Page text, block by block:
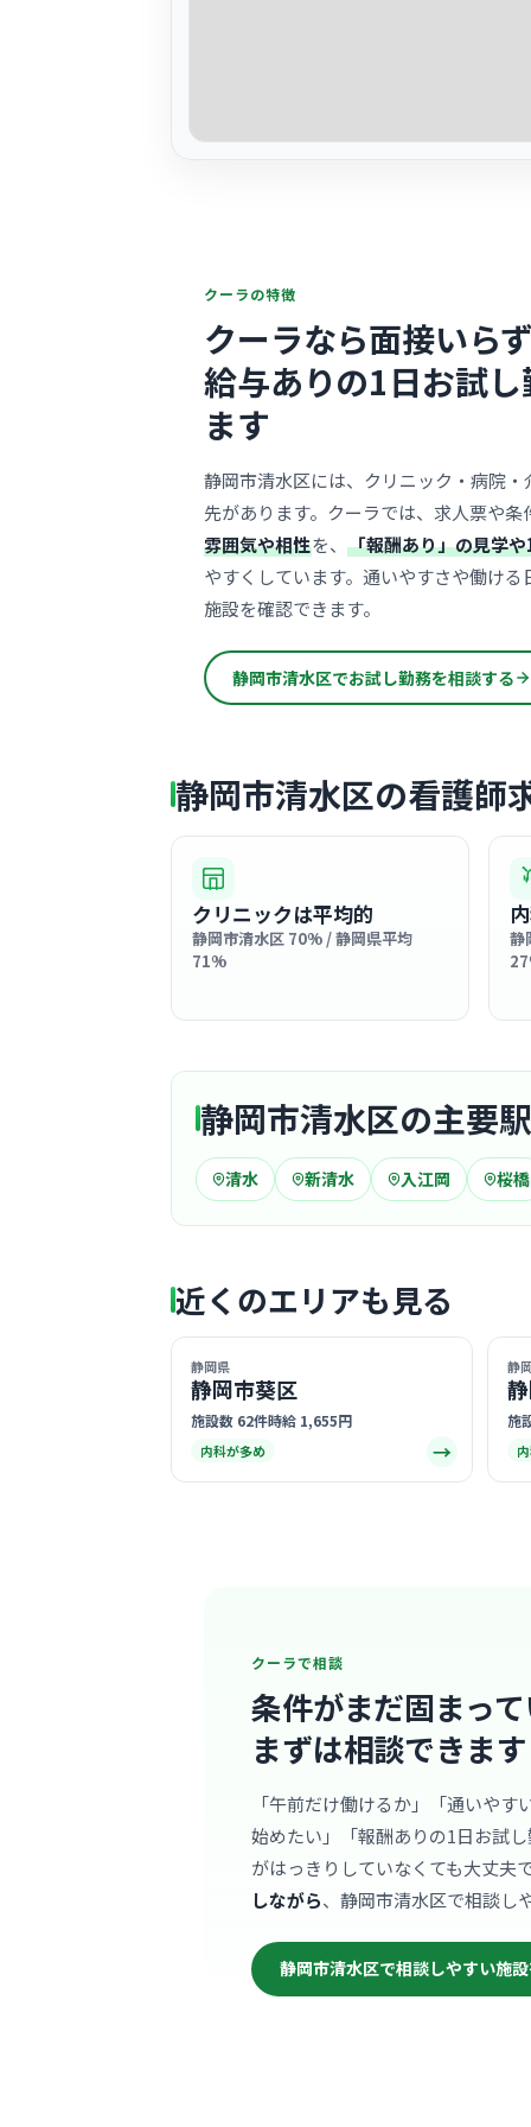
クーラの特徴
クーラなら面接いら
給与ありの1日お試
ます
静岡市清水区には、クリニック・病院
先があります。クーラでは、求人票や
雰囲気や相性を、 「報酬あり」の見学
やすくしています。通いやすさや働け
施設を確認できます。
静岡市清水区でお試し勤務を相談する
静岡市清水区の看護師
クリニックは平均的
静岡市清水区 70% / 静岡県平均
71%
静
静岡市清水区の主要
清水 新清水 入江岡 桜橋
近くのエリアも見る
静岡県
静岡市葵区
施設数 62件時給 1,655円
内科が多め →
静
施
クーラで相談
条件がまだ固まっ
まずは相談できます
「午前だけ働けるか」「通いや
始めたい」「報酬ありの1日お試
がはっきりしていなくても大丈夫
しながら、静岡市清水区で相談し
静岡市清水区で相談しやすい施